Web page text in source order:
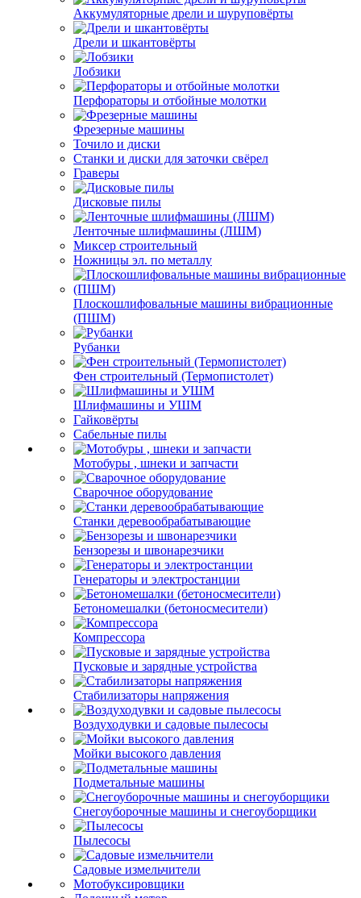
Аккумуляторные дрели и шуруповёрты
Дрели и шкантовёрты
Лобзики
Перфораторы и отбойные молотки
Фрезерные машины
Точило и диски
Станки и диски для заточки свёрел
Граверы
Дисковые пилы
Ленточные шлифмашины (ЛШМ)
Миксер строительный
Ножницы эл. по металлу
Плоскошлифовальные машины вибрационные
(ПШМ)
Рубанки
Фен строительный (Термопистолет)
Шлифмашины и УШМ
Гайковёрты
Сабельные пилы
Мотобуры , шнеки и запчасти
Сварочное оборудование
Станки деревообрабатывающие
Бензорезы и швонарезчики
Генераторы и электростанции
Бетономешалки (бетоносмесители)
Компрессора
Пусковые и зарядные устройства
Стабилизаторы напряжения
Воздуходувки и садовые пылесосы
Мойки высокого давления
Подметальные машины
Снегоуборочные машины и снегоуборщики
Пылесосы
Садовые измельчители
Мотобуксировщики